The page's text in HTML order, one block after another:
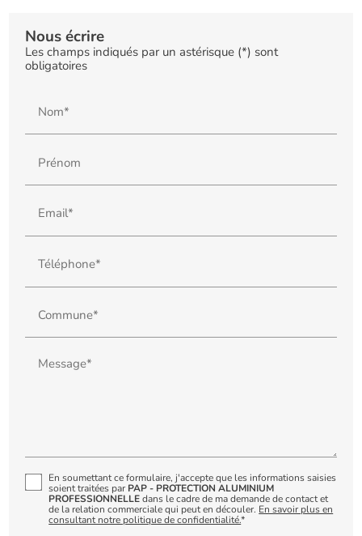
Nous écrire
Les champs indiqués par un astérisque (*) sont
obligatoires
Nom*
Prénom
Email*
Téléphone*
Commune*
Message*
En soumettant ce formulaire, j'accepte que les informations saisies
soient traitées par PAP - PROTECTION ALUMINIUM
PROFESSIONNELLE dans le cadre de ma demande de contact et
de la relation commerciale qui peut en découler. En savoir plus en
consultant notre politique de confidentialité.*